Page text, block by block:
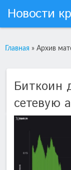
Новости
Главная » Архив
Биткоин
сетевую